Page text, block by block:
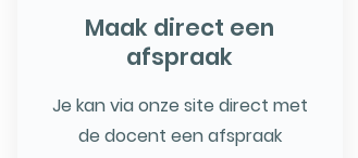
Maak direct een
afspraak
Je kan via onze site direct met
de docent een afspraak